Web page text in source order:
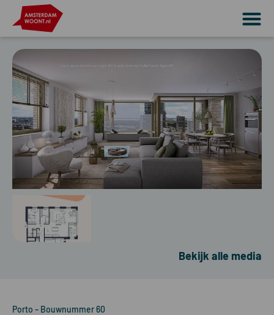
Bekijk alle media
Porto – Bouwnummer 60